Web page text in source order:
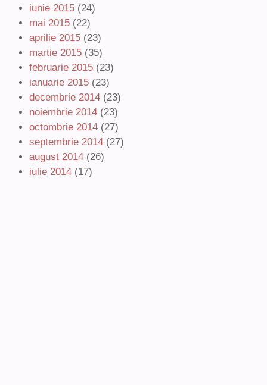
iunie 2015 (24)
mai 2015 (22)
aprilie 2015 (23)
martie 2015 (35)
februarie 2015 (23)
ianuarie 2015 (23)
decembrie 2014 (23)
noiembrie 2014 (23)
octombrie 2014 (27)
septembrie 2014 (27)
august 2014 (26)
iulie 2014 (17)